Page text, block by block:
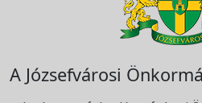
A Józsefvárosi